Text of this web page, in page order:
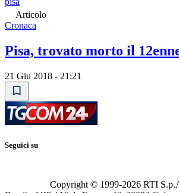
Articolo
Cronaca
Pisa, trovato morto il
21 Giu 2018 - 21:21
Seguici su
Copyright © 1999-2026 RTI